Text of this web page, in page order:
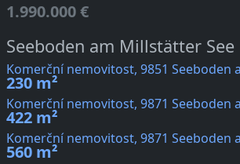
1.990.000 €
Seeboden am Millstätter See
Komerční nemovitost, 9851 Seeboden
230 m²
Komerční nemovitost, 9871 Seeboden
422 m²
Komerční nemovitost, 9871 Seeboden
560 m²